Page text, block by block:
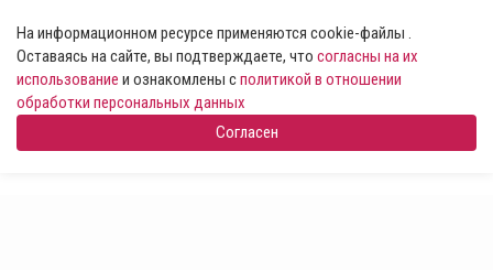
На информационном ресурсе применяются cookie-файлы .
Оставаясь на сайте, вы подтверждаете, что согласны на их
использование и ознакомлены сполитикой в отношении
обработки персональных данных
Согласен